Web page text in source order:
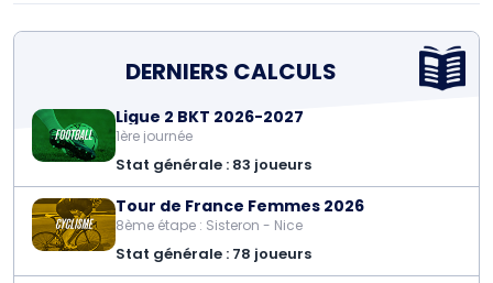
DERNIERS CALCULS
Ligue 2 BKT 2026-2027
1ère journée
Stat générale : 83 joueurs
Tour de France Femmes 2026
8ème étape : Sisteron - Nice
Stat générale : 78 joueurs